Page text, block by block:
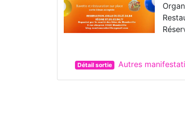
Détail sortie Autres